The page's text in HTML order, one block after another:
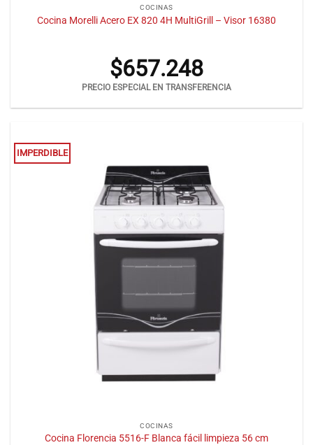
COCINAS
Cocina Morelli Acero EX 820 4H MultiGrill – Visor 16380
$657.248
PRECIO ESPECIAL EN TRANSFERENCIA
IMPERDIBLE
COCINAS
Cocina Florencia 5516-F Blanca fácil limpieza 56 cm